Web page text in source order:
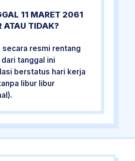
11 MARET 2061
ATAU TIDAK?
secara resmi rentang
tanggal ini
berstatus hari kerja
libur libur